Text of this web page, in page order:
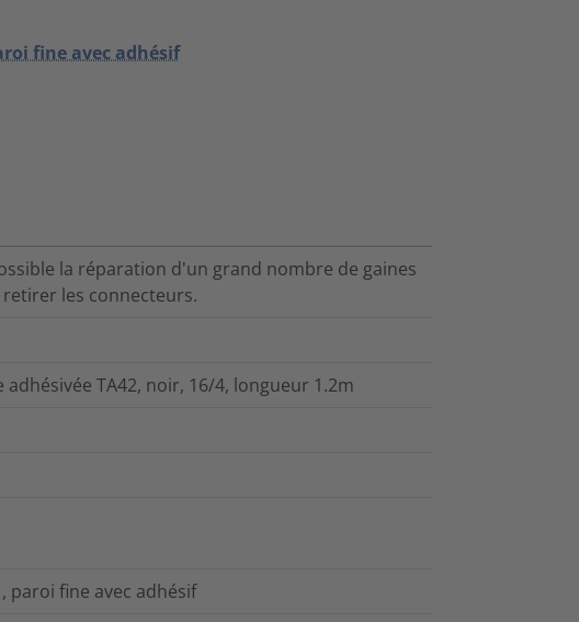
fine avec adhésif
la réparation d'un grand nombre de gaines
les connecteurs.
TA42, noir, 16/4, longueur 1.2m
paroi fine avec adhésif